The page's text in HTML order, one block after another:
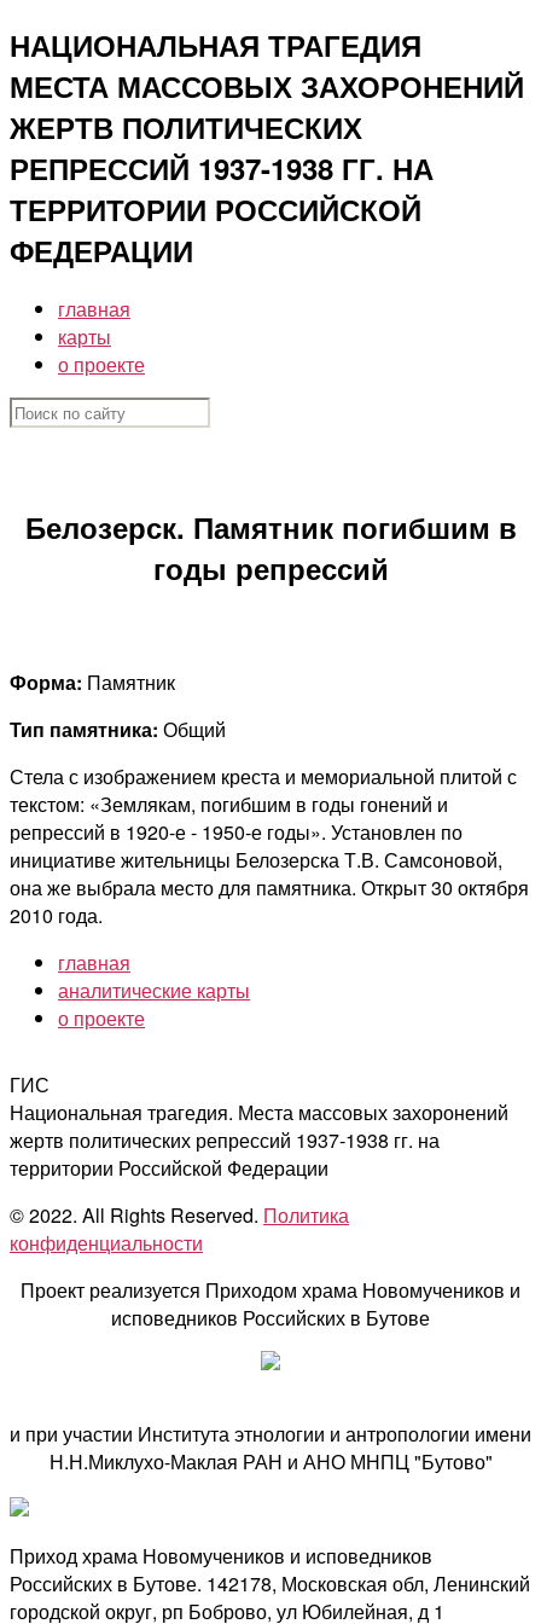
Перейти
к
содержимому
НАЦИОНАЛЬНАЯ ТРАГЕДИЯ
МЕСТА МАССОВЫХ ЗАХОРОНЕНИЙ
ЖЕРТВ ПОЛИТИЧЕСКИХ
РЕПРЕССИЙ 1937-1938 ГГ. НА
ТЕРРИТОРИИ РОССИЙСКОЙ
ФЕДЕРАЦИИ
главная
карты
о проекте
Белозерск. Памятник погибшим в
годы репрессий
Форма: Памятник
Тип памятника: Общий
Стела с изображением креста и мемориальной плитой с
текстом: «Землякам, погибшим в годы гонений и
репрессий в 1920-е - 1950-е годы». Установлен по
инициативе жительницы Белозерска Т.В. Самсоновой,
она же выбрала место для памятника. Открыт 30 октября
2010 года.
главная
аналитические карты
о проекте
ГИС
Национальная трагедия. Места массовых захоронений
жертв политических репрессий 1937-1938 гг. на
территории Российской Федерации
© 2022. All Rights Reserved. Политика
конфиденциальности
Проект реализуется Приходом храма Новомучеников и
исповедников Российских в Бутове
и при участии Института этнологии и антропологии имени
Н.Н.Миклухо-Маклая РАН и АНО МНПЦ "Бутово"
Приход храма Новомучеников и исповедников
Российских в Бутове. 142178, Московская обл, Ленинский
городской округ, рп Боброво, ул Юбилейная, д 1